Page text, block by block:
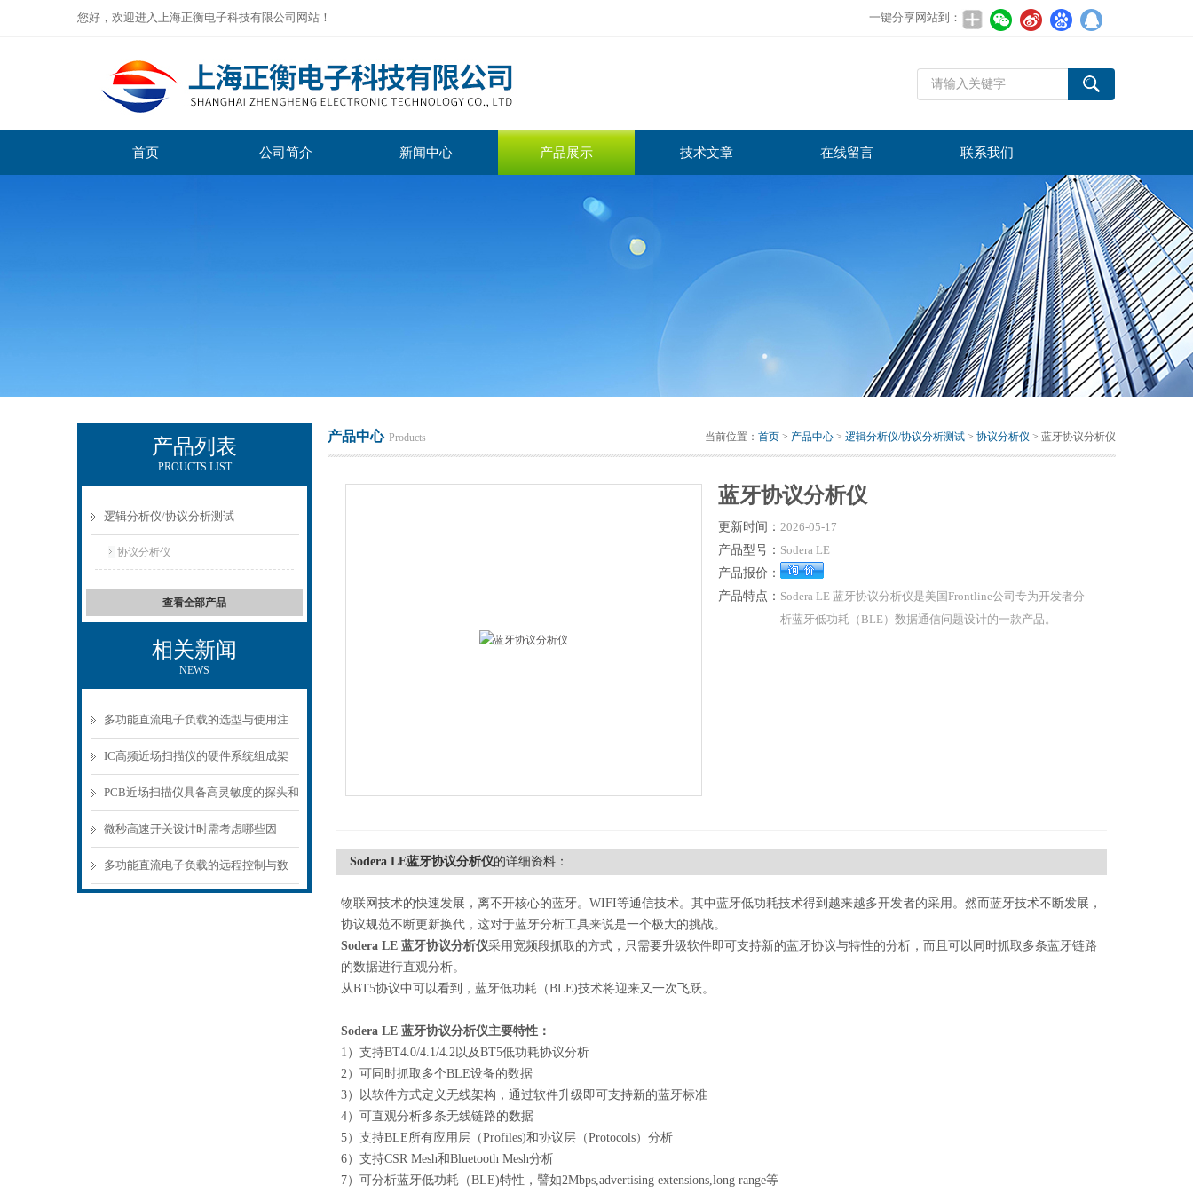
您好，欢迎进入上海正衡电子科技有限公司网站！ 一键分享网站到：
首页 公司简介 新闻中心 产品展示 技术文章 在线留言 联系我们
产品列表
PROUCTS LIST
逻辑分析仪/协议分析测试
协议分析仪
查看全部产品
相关新闻
NEWS
多功能直流电子负载的选型与使用注
意事项
IC高频近场扫描仪的硬件系统组成架
构分析
PCB近场扫描仪具备高灵敏度的探头和
精密的扫描机构
微秒高速开关设计时需考虑哪些因
素？
多功能直流电子负载的远程控制与数
产品中心 Products 当前位置： 首页 > 产品中心 > 逻辑分析仪/协议分析测试 > 协议分析仪 > 蓝牙协议分析仪
蓝牙协议分析仪
更新时间： 2026-05-17
产品型号： Sodera LE
产品报价：
产品特点： Sodera LE 蓝牙协议分析仪是美国Frontline公司专为开发者分
析蓝牙低功耗（BLE）数据通信问题设计的一款产品。
Sodera LE蓝牙协议分析仪的详细资料：
物联网技术的快速发展，离不开核心的蓝牙。WIFI等通信技术。其中蓝牙低功耗技术得到越来越多开发者的采用。然而蓝牙技术不断发展，
协议规范不断更新换代，这对于蓝牙分析工具来说是一个极大的挑战。
Sodera LE 蓝牙协议分析仪采用宽频段抓取的方式，只需要升级软件即可支持新的蓝牙协议与特性的分析，而且可以同时抓取多条蓝牙链路
的数据进行直观分析。
从BT5协议中可以看到，蓝牙低功耗（BLE)技术将迎来又一次飞跃。
Sodera LE 蓝牙协议分析仪主要特性：
1）支持BT4.0/4.1/4.2以及BT5低功耗协议分析
2）可同时抓取多个BLE设备的数据
3）以软件方式定义无线架构，通过软件升级即可支持新的蓝牙标准
4）可直观分析多条无线链路的数据
5）支持BLE所有应用层（Profiles)和协议层（Protocols）分析
6）支持CSR Mesh和Bluetooth Mesh分析
7）可分析蓝牙低功耗（BLE)特性，譬如2Mbps,advertising extensions,long range等